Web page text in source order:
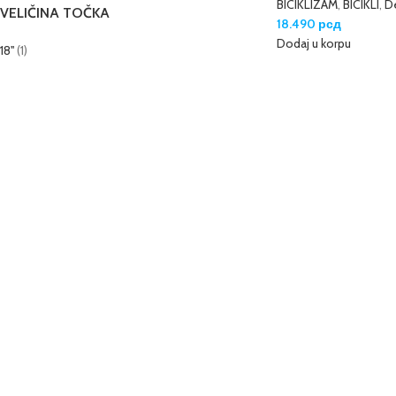
VELIČINA TOČKA
18''(1)
BICIKLIZAM, BICIKLI,
18.490 рсд
Dodaj u korpu